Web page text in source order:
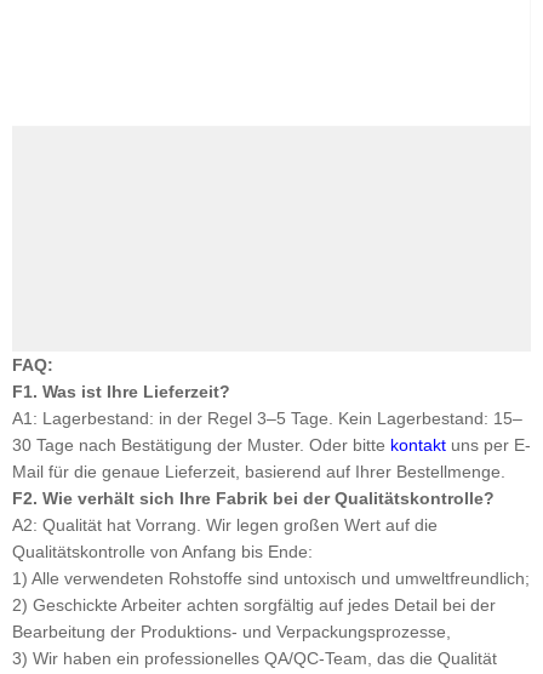
FAQ:
F1. Was ist Ihre Lieferzeit?
A1: Lagerbestand: in der Regel 3–5 Tage. Kein Lagerbestand: 15–
30 Tage nach Bestätigung der Muster. Oder bitte kontakt uns per E-
Mail für die genaue Lieferzeit, basierend auf Ihrer Bestellmenge.
F2. Wie verhält sich Ihre Fabrik bei der Qualitätskontrolle?
A2: Qualität hat Vorrang. Wir legen großen Wert auf die
Qualitätskontrolle von Anfang bis Ende:
1) Alle verwendeten Rohstoffe sind untoxisch und umweltfreundlich;
2) Geschickte Arbeiter achten sorgfältig auf jedes Detail bei der
Bearbeitung der Produktions- und Verpackungsprozesse,
3) Wir haben ein professionelles QA/QC-Team, das die Qualität